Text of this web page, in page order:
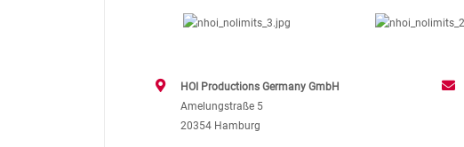
HOI Productions Germany GmbH
Amelungstraße 5
20354 Hamburg